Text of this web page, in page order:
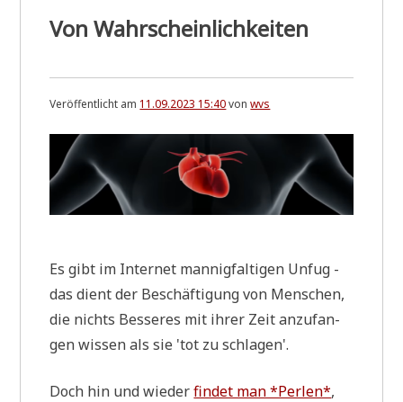
Von Wahrscheinlichkeiten
Veröffentlicht am 11.09.2023 15:40vonwvs
Es gibt im Inter­net man­nig­fal­ti­gen Unfug -
das dient der Beschäf­ti­gung von Men­schen,
die nichts Bes­se­res mit ihrer Zeit anzu­fan­
gen wis­sen als sie 'tot zu schlagen'.
Doch hin und wie­derfin­det man *Per­len*,